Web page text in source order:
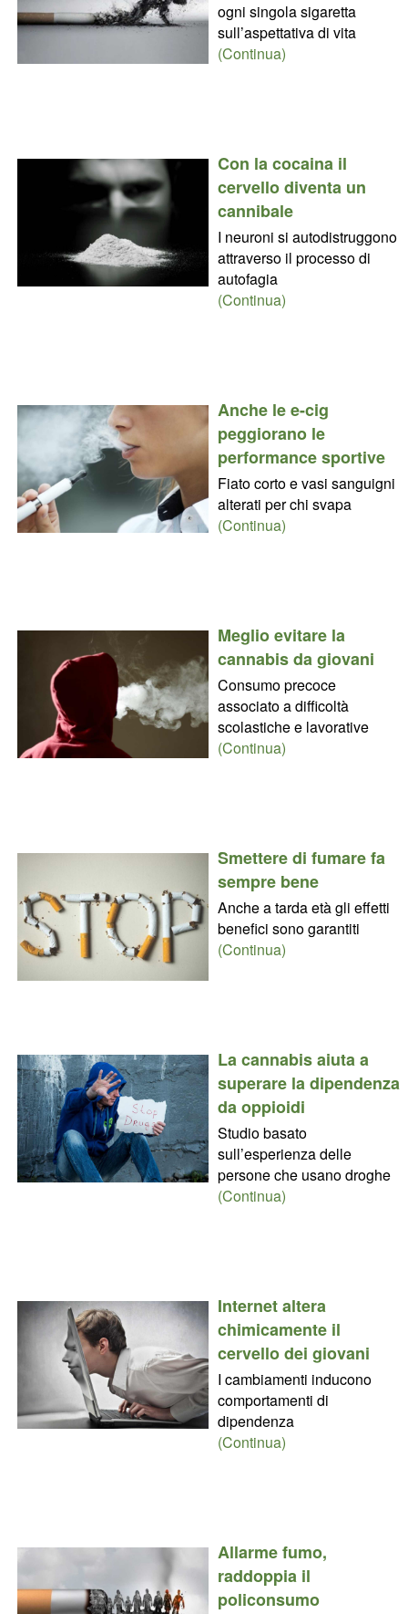
ogni singola sigaretta
sull’aspettativa di vita
(Continua)
Con la cocaina il
cervello diventa un
cannibale
I neuroni si autodistruggono
attraverso il processo di
autofagia
(Continua)
Anche le e-cig
peggiorano le
performance sportive
Fiato corto e vasi sanguigni
alterati per chi svapa
(Continua)
Meglio evitare la
cannabis da giovani
Consumo precoce
associato a difficoltà
scolastiche e lavorative
(Continua)
Smettere di fumare fa
sempre bene
Anche a tarda età gli effetti
benefici sono garantiti
(Continua)
La cannabis aiuta a
superare la dipendenza
da oppioidi
Studio basato
sull’esperienza delle
persone che usano droghe
(Continua)
Internet altera
chimicamente il
cervello dei giovani
I cambiamenti inducono
comportamenti di
dipendenza
(Continua)
Allarme fumo,
raddoppia il
policonsumo